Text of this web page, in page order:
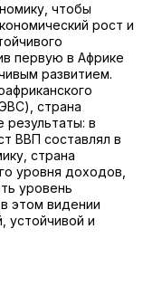
чтобы
рост и
первую в Африке
развитием.
страна
в
ВВП составлял в
страна
уровня доходов,
уровень
этом видении
устойчивой и